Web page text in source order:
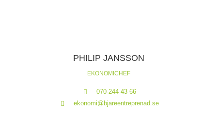
PHILIP JANSSON
EKONOMICHEF
070-244 43 66
ekonomi@bjareentreprenad.se